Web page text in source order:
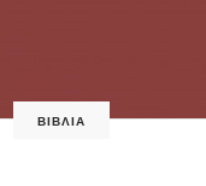
ΒΙΒΛΙΑ